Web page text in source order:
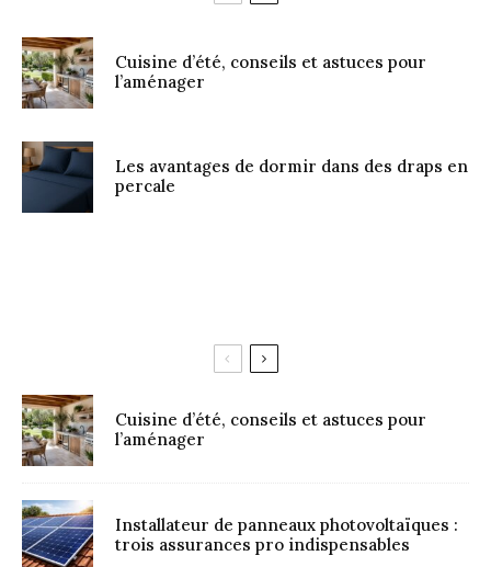
Cuisine d’été, conseils et astuces pour
l’aménager
Les avantages de dormir dans des draps en
percale
Cuisine d’été, conseils et astuces pour
l’aménager
Installateur de panneaux photovoltaïques :
trois assurances pro indispensables